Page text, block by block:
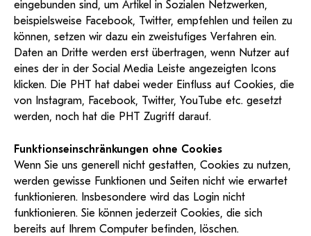
eingebunden sind, um Artikel in Sozialen Netzwerken,
beispielsweise Facebook, Twitter, empfehlen und teilen zu
können, setzen wir dazu ein zweistufiges Verfahren ein.
Daten an Dritte werden erst übertragen, wenn Nutzer auf
eines der in der Social Media Leiste angezeigten Icons
klicken. Die PHT hat dabei weder Einfluss auf Cookies, die
von Instagram, Facebook, Twitter, YouTube etc. gesetzt
werden, noch hat die PHT Zugriff darauf.
Funktionseinschränkungen ohne Cookies
Wenn Sie uns generell nicht gestatten, Cookies zu nutzen,
werden gewisse Funktionen und Seiten nicht wie erwartet
funktionieren. Insbesondere wird das Login nicht
funktionieren. Sie können jederzeit Cookies, die sich
bereits auf Ihrem Computer befinden, löschen.